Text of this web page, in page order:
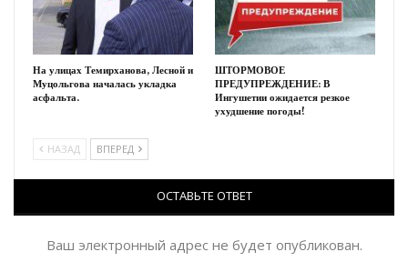
На улицах Темирханова, Лесной и
Муцольгова началась укладка
асфальта.
ШТОРМОВОЕ
ПРЕДУПРЕЖДЕНИЕ: В
Ингушетии ожидается резкое
ухудшение погоды!
НАЗАД ВПЕРЕД
ОСТАВЬТЕ ОТВЕТ
Ваш электронный адрес не будет опубликован.